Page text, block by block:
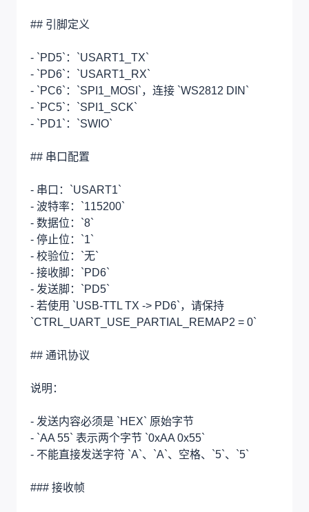
## 引脚定义
- `PD5`：`USART1_TX`
- `PD6`：`USART1_RX`
- `PC6`：`SPI1_MOSI`，连接 `WS2812 DIN`
- `PC5`：`SPI1_SCK`
- `PD1`：`SWIO`
## 串口配置
- 串口：`USART1`
- 波特率：`115200`
- 数据位：`8`
- 停止位：`1`
- 校验位：`无`
- 接收脚：`PD6`
- 发送脚：`PD5`
- 若使用 `USB-TTL TX -> PD6`，请保持
`CTRL_UART_USE_PARTIAL_REMAP2 = 0`
## 通讯协议
说明：
- 发送内容必须是 `HEX` 原始字节
- `AA 55` 表示两个字节 `0xAA 0x55`
- 不能直接发送字符 `A`、`A`、空格、`5`、`5`
### 接收帧